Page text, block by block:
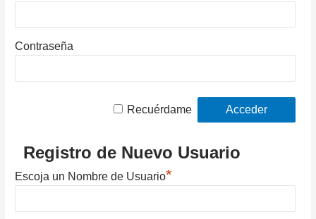
Contraseña
Recuérdame
Registro de Nuevo Usuario
Escoja un Nombre de Usuario*